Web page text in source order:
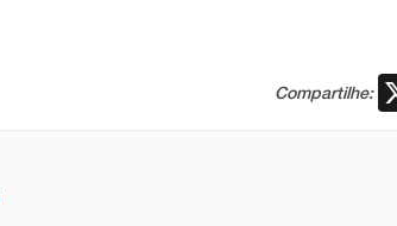
Compartilhe: